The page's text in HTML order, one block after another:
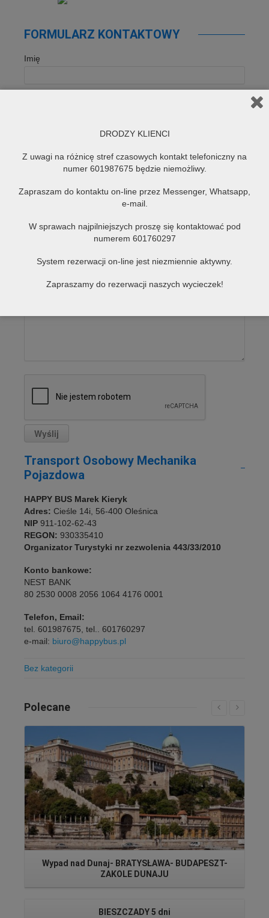
FORMULARZ KONTAKTOWY
Imię
Temat
Transport Osobowy Mechanika
Pojazdowa
HAPPY BUS Marek Kieryk
Adres: Cieśle 14i, 56-400 Oleśnica
NIP 911-102-62-43
REGON: 930335410
Organizator Turystyki nr zezwolenia 443/33/2010
Konto bankowe:
NEST BANK
80 2530 0008 2056 1064 4176 0001
Telefon, Email:
tel. 601987675, tel.. 601760297
e-mail: biuro@happybus.pl
Bez kategorii
Polecane
Wypad nad Dunaj- BRATYSŁAWA- BUDAPESZT-
ZAKOLE DUNAJU
BIESZCZADY 5 dni
DRODZY KLIENCI
Z uwagi na różnicę stref czasowych kontakt telefoniczny na
numer 601987675 będzie niemożliwy.
Zapraszam do kontaktu on-line przez Messenger, Whatsapp,
e-mail.
W sprawach najpilniejszych proszę się kontaktować pod
numerem 601760297
System rezerwacji on-line jest niezmiennie aktywny.
Zapraszamy do rezerwacji naszych wycieczek!